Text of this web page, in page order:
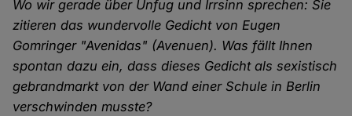
Wo wir gerade über Unfug und Irrsinn sprechen: Sie
zitieren das wundervolle Gedicht von Eugen
Gomringer "Avenidas" (Avenuen). Was fällt Ihnen
spontan dazu ein, dass dieses Gedicht als sexistisch
gebrandmarkt von der Wand einer Schule in Berlin
verschwinden musste?